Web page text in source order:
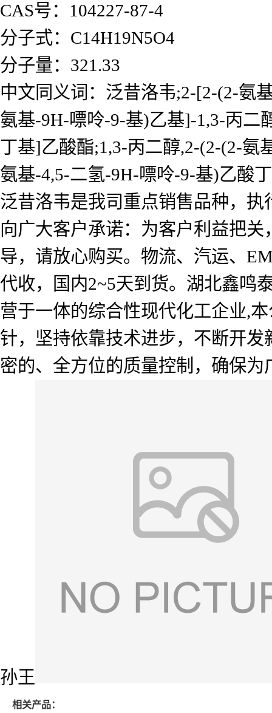
CAS号：104227-87-4
分子式：C14H19N5O4
分子量：321.33
中文同义词：泛昔洛韦;2-[2-(2-氨
氨基-9H-嘌呤-9-基)乙基]-1,3-丙二
丁基]乙酸酯;1,3-丙二醇,2-(2-(2-氨
氨基-4,5-二氢-9H-嘌呤-9-基)乙酸
泛昔洛韦是我司重点销售品种，
向广大客户承诺：为客户利益把
导，请放心购买。物流、汽运、
代收，国内2~5天到货。湖北鑫鸣
营于一体的综合性现代化工企业,
针，坚持依靠技术进步，不断开
密的、全方位的质量控制，确保
孙王
相关产品：